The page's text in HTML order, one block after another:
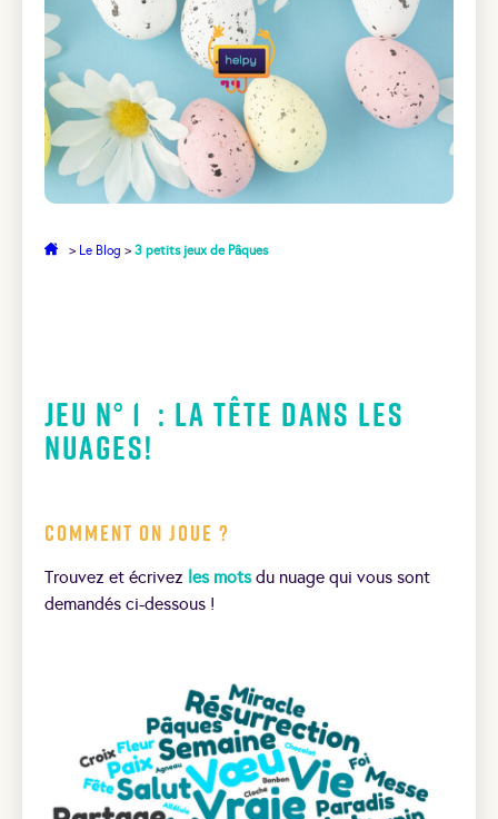
> Le Blog > 3 petits jeux de Pâques
Jeu N° 1 : La tête dans les
nuages!
Comment on joue ?
Trouvez et écrivez les motsdu nuage qui vous sont
demandés ci-dessous !